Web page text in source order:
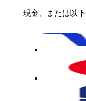
現金、または以